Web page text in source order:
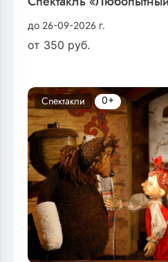
до 26-09-2026 г.
от 350 руб.
Спектакли 0+